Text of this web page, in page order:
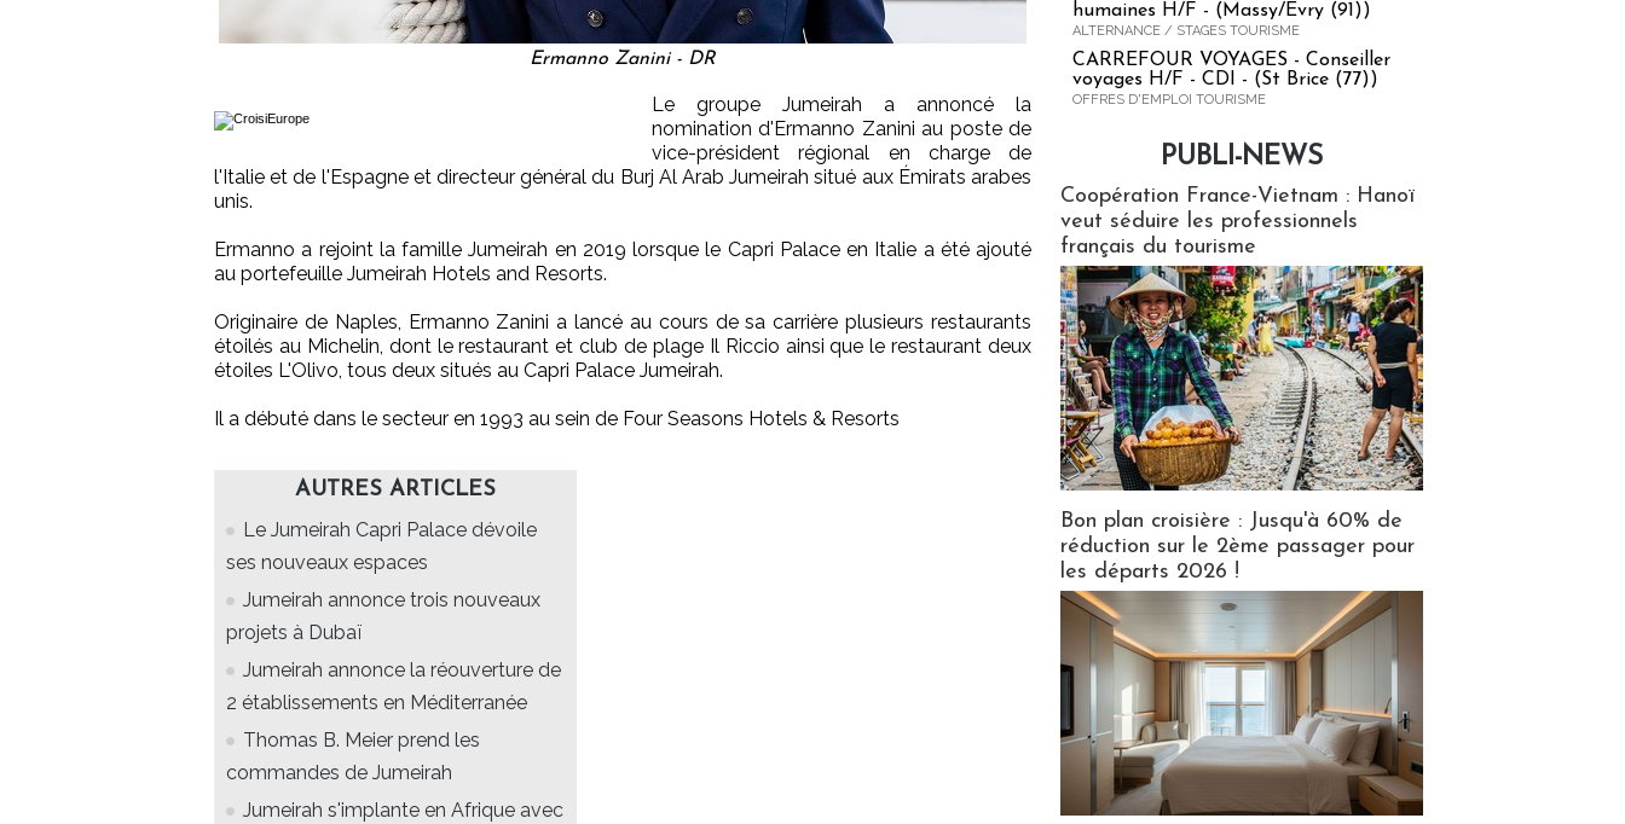
Ermanno Zanini - DR
Le groupe Jumeirah a annoncé la
nomination d'Ermanno Zanini au poste de
vice-président régional en charge de
l'Italie et de l'Espagne et directeur général du Burj Al Arab Jumeirah situé aux Émirats arabes
unis.
Ermanno a rejoint la famille Jumeirah en 2019 lorsque le Capri Palace en Italie a été ajouté
au portefeuille Jumeirah Hotels and Resorts.
Originaire de Naples, Ermanno Zanini a lancé au cours de sa carrière plusieurs restaurants
étoilés au Michelin, dont le restaurant et club de plage Il Riccio ainsi que le restaurant deux
étoiles L'Olivo, tous deux situés au Capri Palace Jumeirah.
Il a débuté dans le secteur en 1993 au sein de Four Seasons Hotels & Resorts
AUTRES ARTICLES
Le Jumeirah Capri Palace dévoile
ses nouveaux espaces
Jumeirah annonce trois nouveaux
projets à Dubaï
Jumeirah annonce la réouverture de
2 établissements en Méditerranée
Thomas B. Meier prend les
commandes de Jumeirah
Jumeirah s'implante en Afrique avec
humaines H/F - (Massy/Evry (91))
ALTERNANCE / STAGES TOURISME
CARREFOUR VOYAGES - Conseiller
voyages H/F - CDI - (St Brice (77))
OFFRES D'EMPLOI TOURISME
PUBLI-NEWS
Coopération France-Vietnam : Hanoï
veut séduire les professionnels
français du tourisme
Bon plan croisière : Jusqu'à 60% de
réduction sur le 2ème passager pour
les départs 2026 !